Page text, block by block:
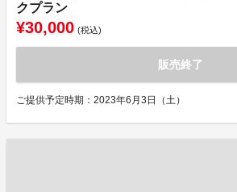
クプラン
¥30,000 (税込)
販売終了
ご提供予定時期：2023年6月3日（土）